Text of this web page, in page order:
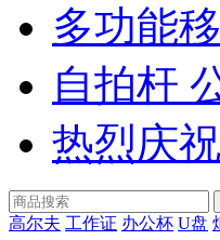
多功能
自拍杆
热烈庆
高尔夫 工作证 办公杯 U盘